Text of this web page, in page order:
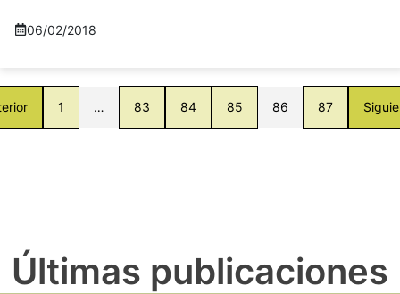
06/02/2018
1 … 83 84 85 86 87
Últimas publicaciones